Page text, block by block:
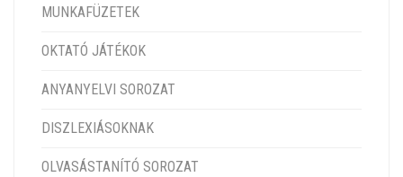
MUNKAFÜZETEK
OKTATÓ JÁTÉKOK
ANYANYELVI SOROZAT
DISZLEXIÁSOKNAK
OLVASÁSTANÍTÓ SOROZAT